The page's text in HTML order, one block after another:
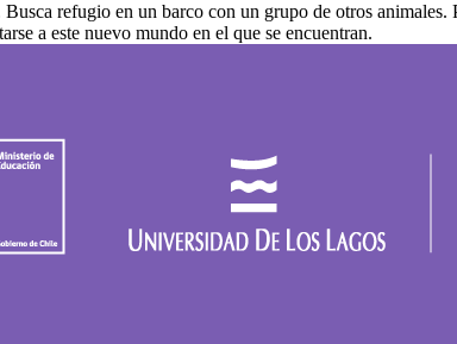
refugio en un barco con un grupo de otros
a este nuevo mundo en el que se encuentran.